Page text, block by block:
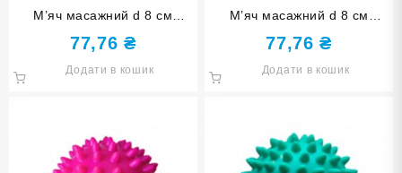
М’яч масажний d 8 см
надувний фіолетовий D8-
purple
77,76₴
Додати в кошик
М’яч масажний d 8 см
надувний оранжевий D8-
orange
77,76₴
Додати в кошик